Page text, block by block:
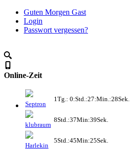
Guten Morgen Gast
Login
Passwort vergessen?
Online-Zeit
Septron
1Tg.: 0:Std.:27:Min.:28Sek.
klubraum
8Std.:37Min:39Sek.
Harlekin
5Std.:45Min:25Sek.